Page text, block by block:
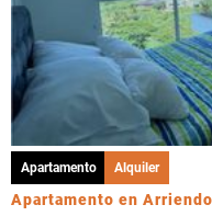
Apartamento Alquiler
Apartamento en Arriendo